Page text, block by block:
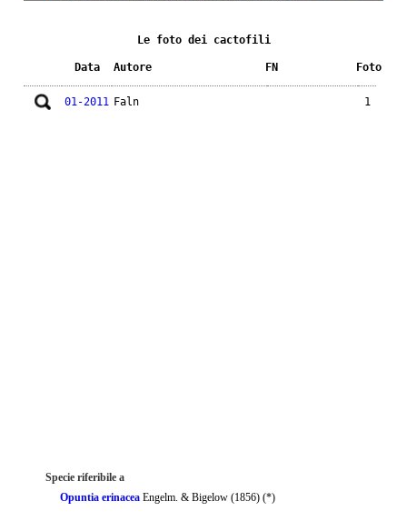
Le foto dei cactofili
Data Autore FN Foto
01-2011 Faln 1
Specie riferibile a
Opuntia erinacea Engelm. & Bigelow (1856) (*)